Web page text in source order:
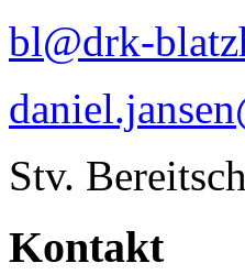
bl@drk-
Stv.
Kontakt